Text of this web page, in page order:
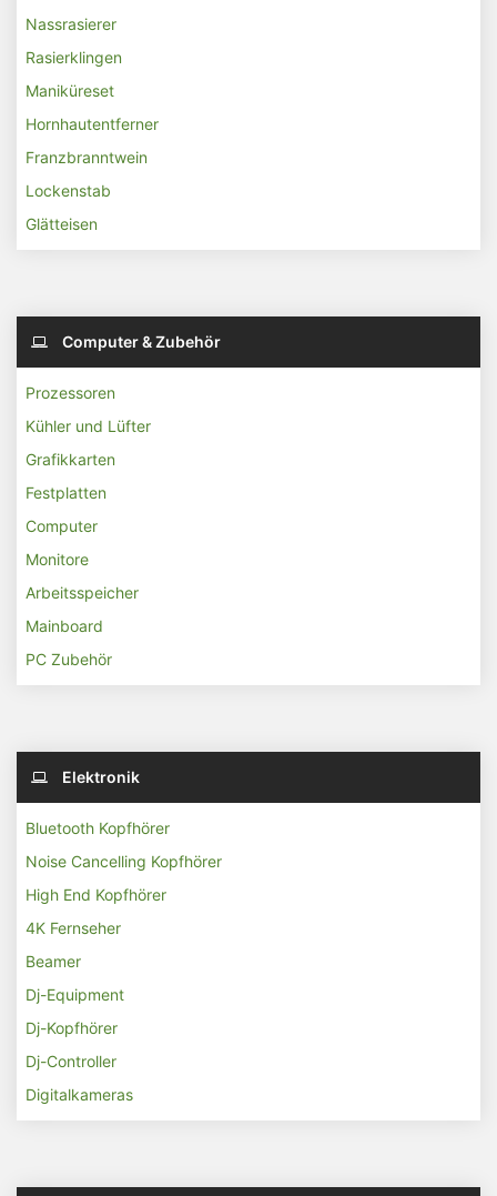
Nassrasierer
Rasierklingen
Maniküreset
Hornhautentferner
Franzbranntwein
Lockenstab
Glätteisen
Computer & Zubehör
Prozessoren
Kühler und Lüfter
Grafikkarten
Festplatten
Computer
Monitore
Arbeitsspeicher
Mainboard
PC Zubehör
Elektronik
Bluetooth Kopfhörer
Noise Cancelling Kopfhörer
High End Kopfhörer
4K Fernseher
Beamer
Dj-Equipment
Dj-Kopfhörer
Dj-Controller
Digitalkameras